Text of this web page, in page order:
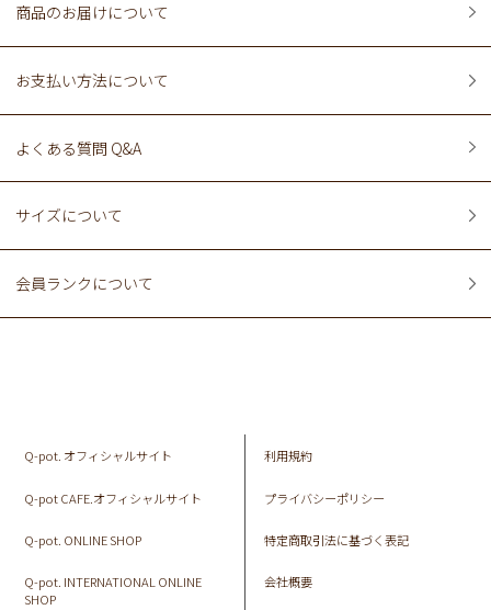
商品のお届けについて
お支払い方法について
よくある質問 Q&A
サイズについて
会員ランクについて
Q-pot. オフィシャルサイト
Q-pot CAFE.オフィシャルサイト
Q-pot. ONLINE SHOP
Q-pot. INTERNATIONAL ONLINE
SHOP
利用規約
プライバシーポリシー
特定商取引法に基づく表記
会社概要